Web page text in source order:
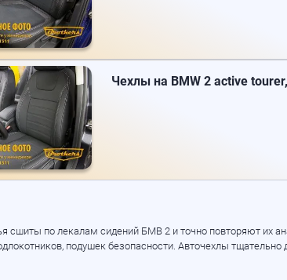
Чехлы на BMW 2 active
по лекалам сидений БМВ 2 и точно повторяют их
подушек безопасности. Авточехлы